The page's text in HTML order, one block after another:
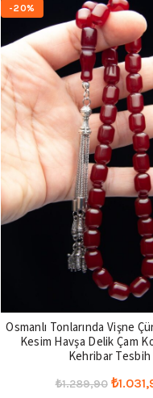
-20%
Osmanlı Tonlarında Vişne
Kesim Havşa Delik Çam
Kehribar Tesbih
₺1.289,90 ₺